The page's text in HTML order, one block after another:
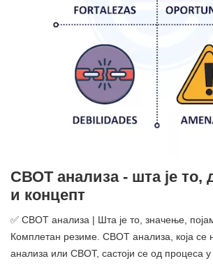
СВОТ анализа - шта је то,
и концепт
✅ СВОТ анализа | Шта је то, значење,
Комплетан резиме. СВОТ анализа, која се
анализа или СВОТ, састоји се од процеса у